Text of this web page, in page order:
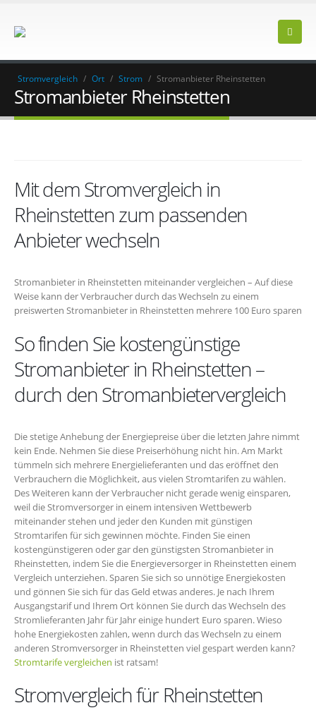
Stromvergleich / Ort / Strom / Stromanbieter Rheinstetten
Stromanbieter Rheinstetten
Mit dem Stromvergleich in
Rheinstetten zum passenden
Anbieter wechseln
Stromanbieter in Rheinstetten miteinander vergleichen – Auf diese
Weise kann der Verbraucher durch das Wechseln zu einem
preiswerten Stromanbieter in Rheinstetten mehrere 100 Euro sparen
So finden Sie kostengünstige
Stromanbieter in Rheinstetten –
durch den Stromanbietervergleich
Die stetige Anhebung der Energiepreise über die letzten Jahre nimmt
kein Ende. Nehmen Sie diese Preiserhöhung nicht hin. Am Markt
tümmeln sich mehrere Energielieferanten und das eröffnet den
Verbrauchern die Möglichkeit, aus vielen Stromtarifen zu wählen.
Des Weiteren kann der Verbraucher nicht gerade wenig einsparen,
weil die Stromversorger in einem intensiven Wettbewerb
miteinander stehen und jeder den Kunden mit günstigen
Stromtarifen für sich gewinnen möchte. Finden Sie einen
kostengünstigeren oder gar den günstigsten Stromanbieter in
Rheinstetten, indem Sie die Energieversorger in Rheinstetten einem
Vergleich unterziehen. Sparen Sie sich so unnötige Energiekosten
und gönnen Sie sich für das Geld etwas anderes. Je nach Ihrem
Ausgangstarif und Ihrem Ort können Sie durch das Wechseln des
Stromlieferanten Jahr für Jahr einige hundert Euro sparen. Wieso
hohe Energiekosten zahlen, wenn durch das Wechseln zu einem
anderen Stromversorger in Rheinstetten viel gespart werden kann?
Stromtarife vergleichen ist ratsam!
Stromvergleich für Rheinstetten